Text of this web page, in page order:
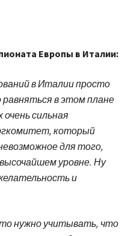
Европы в Италии:
в Италии просто
в этом плане
сильная
который
для того,
уровне. Ну
и
нужно учитывать, что